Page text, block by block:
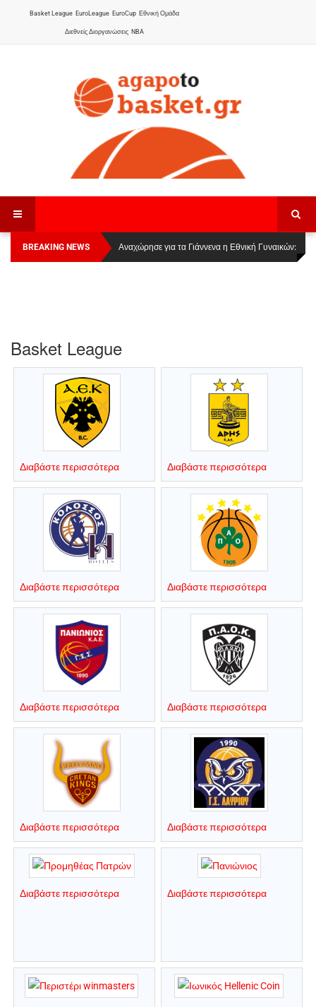
Basket League EuroLeague EuroCup Εθνική Ομάδα
Διεθνείς Διοργανώσεις NBA
BREAKING NEWS
Οι Πάνθηρες Καβάλας στην Women Basketball
League 1
Αναχώρησε για τα Γιάννενα η Εθνική Γυναικών:
Basket League
Διαβάστε περισσότερα Διαβάστε περισσότερα
Διαβάστε περισσότερα Διαβάστε περισσότερα
Διαβάστε περισσότερα Διαβάστε περισσότερα
Διαβάστε περισσότερα Διαβάστε περισσότερα
Διαβάστε περισσότερα Διαβάστε περισσότερα